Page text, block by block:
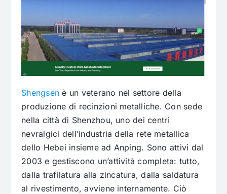
Shengsen è un veterano nel settore della
produzione di recinzioni metalliche. Con sede
nella città di Shenzhou, uno dei centri
nevralgici dell’industria della rete metallica
dello Hebei insieme ad Anping. Sono attivi dal
2003 e gestiscono un’attività completa: tutto,
dalla trafilatura alla zincatura, dalla saldatura
al rivestimento, avviene internamente. Ciò